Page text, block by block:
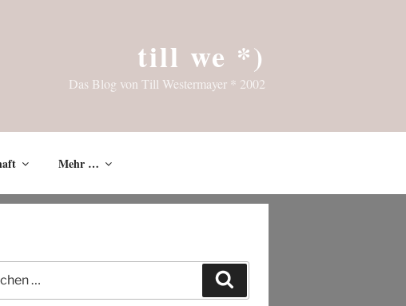
till we *)
Das Blog von Till Westermayer * 2002
Mehr …